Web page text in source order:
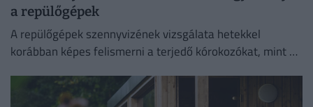
a repülőgépek
A repülőgépek szennyvizének vizsgálata hetekkel
korábban képes felismerni a terjedő kórokozókat, mint a
módszerek.